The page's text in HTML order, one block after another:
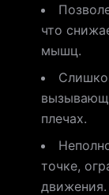
что
мышц.
плечах.
точке,
движения.